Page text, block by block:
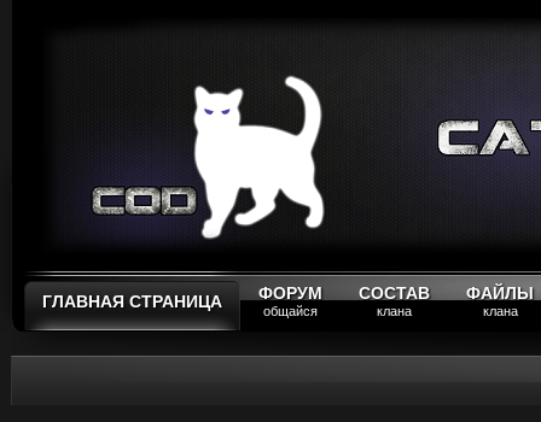
ГЛАВНАЯ СТРАНИЦА ФОРУМ
общайся
СОСТАВ
клана
ФАЙЛЫ
клана